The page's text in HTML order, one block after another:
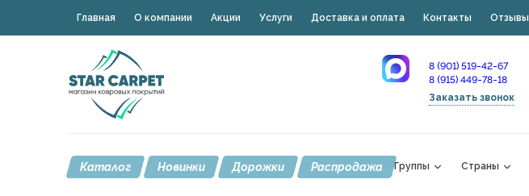
Главная О компании Акции Услуги Доставка и оплата Контакты Отзывы
8 (901) 519-42-67
8 (915) 449-78-18
Заказать звонок
Каталог Новинки Дорожки Распродажа Группы Страны